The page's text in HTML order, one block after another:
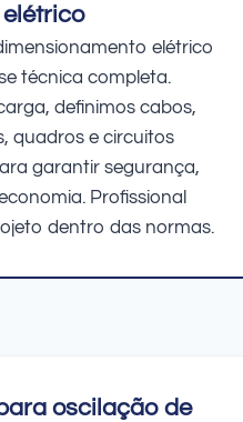
elétrico
elétrico
técnica completa.
definimos cabos,
quadros e circuitos
garantir segurança,
Profissional
dentro das normas.
oscilação de